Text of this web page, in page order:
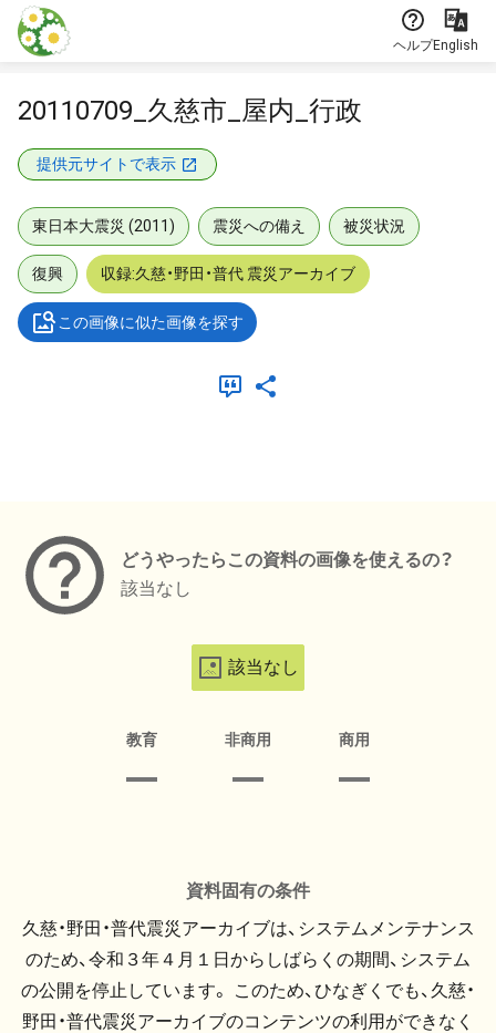
本文に飛ぶ
ヘルプEnglish
20110709_久慈市_屋内_行政
提供元サイトで表示
東日本大震災 (2011) 震災への備え 被災状況
復興 収録:久慈・野田・普代 震災アーカイブ
この画像に似た画像を探す
どうやったらこの資料の画像を使えるの？
該当なし
該当なし
教育 非商用 商用
資料固有の条件
久慈・野田・普代震災アーカイブは、システムメンテナンス
のため、令和３年４月１日からしばらくの期間、システム
の公開を停止しています。 このため、ひなぎくでも、久慈・
野田・普代震災アーカイブのコンテンツの利用ができなく